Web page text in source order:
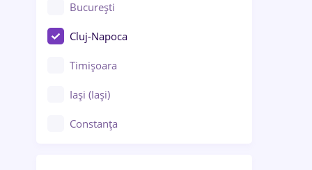
București
Cluj-Napoca
Timișoara
Iași (Iași)
Constanța